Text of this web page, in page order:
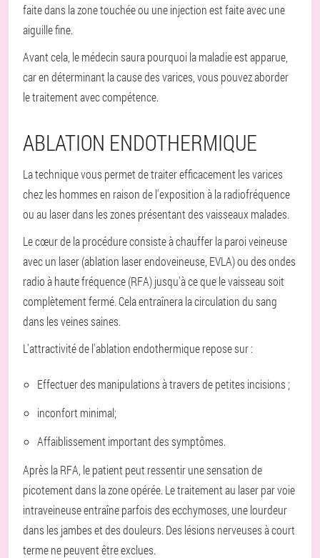
faite dans la zone touchée ou une injection est faite avec une
aiguille fine.
Avant cela, le médecin saura pourquoi la maladie est apparue,
car en déterminant la cause des varices, vous pouvez aborder
le traitement avec compétence.
ABLATION ENDOTHERMIQUE
La technique vous permet de traiter efficacement les varices
chez les hommes en raison de l'exposition à la radiofréquence
ou au laser dans les zones présentant des vaisseaux malades.
Le cœur de la procédure consiste à chauffer la paroi veineuse
avec un laser (ablation laser endoveineuse, EVLA) ou des ondes
radio à haute fréquence (RFA) jusqu'à ce que le vaisseau soit
complètement fermé. Cela entraînera la circulation du sang
dans les veines saines.
L'attractivité de l'ablation endothermique repose sur :
Effectuer des manipulations à travers de petites incisions ;
inconfort minimal;
Affaiblissement important des symptômes.
Après la RFA, le patient peut ressentir une sensation de
picotement dans la zone opérée. Le traitement au laser par voie
intraveineuse entraîne parfois des ecchymoses, une lourdeur
dans les jambes et des douleurs. Des lésions nerveuses à court
terme ne peuvent être exclues.